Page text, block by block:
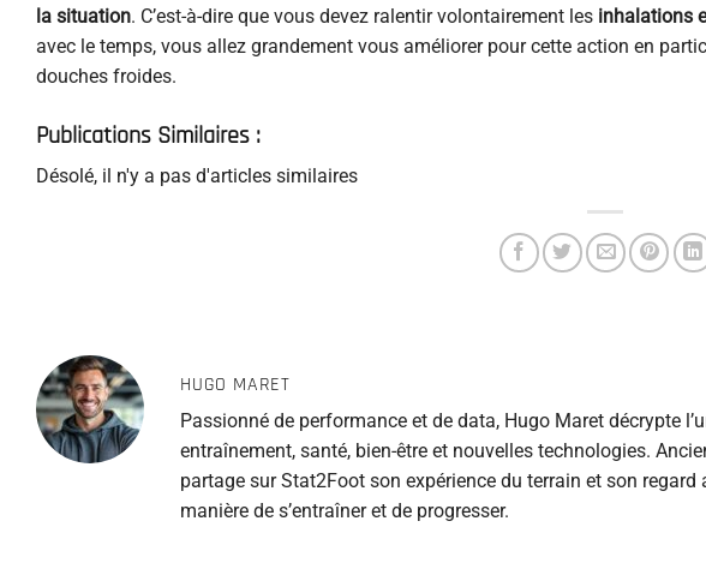
la situation. C’est-à-dire que vous devez ralentir volontairement les inhalations
avec le temps, vous allez grandement vous améliorer pour cette action en
douches froides.
Publications Similaires :
Désolé, il n'y a pas d'articles similaires
HUGO MARET
Passionné de performance et de data, Hugo Maret décrypte
entraînement, santé, bien-être et nouvelles technologies.
partage sur Stat2Foot son expérience du terrain et son
manière de s’entraîner et de progresser.